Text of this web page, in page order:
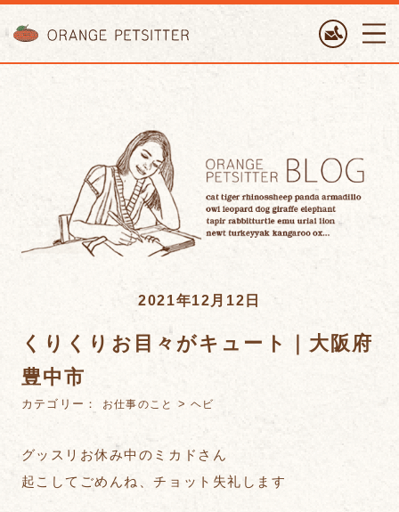
2021年12月12日
くりくりお目々がキュート｜大阪府
豊中市
カテゴリー： お仕事のこと >ヘビ
グッスリお休み中のミカドさん
起こしてごめんね、チョット失礼します